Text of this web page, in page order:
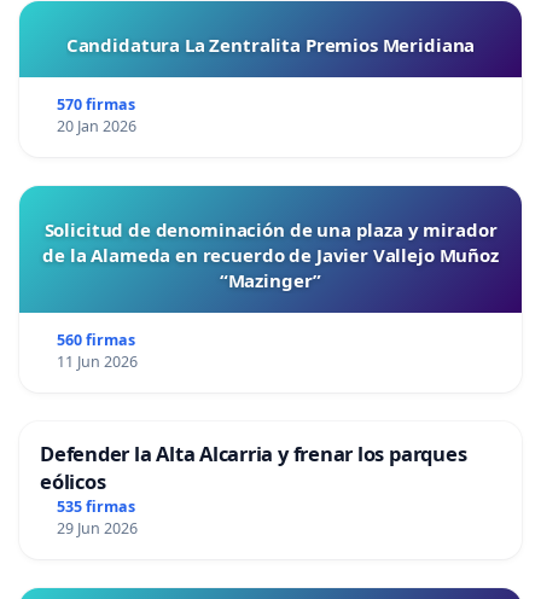
Candidatura La Zentralita Premios Meridiana
570 firmas
20 Jan 2026
Solicitud de denominación de una plaza y mirador
de la Alameda en recuerdo de Javier Vallejo Muñoz
“Mazinger”
560 firmas
11 Jun 2026
Defender la Alta Alcarria y frenar los parques
eólicos
535 firmas
29 Jun 2026